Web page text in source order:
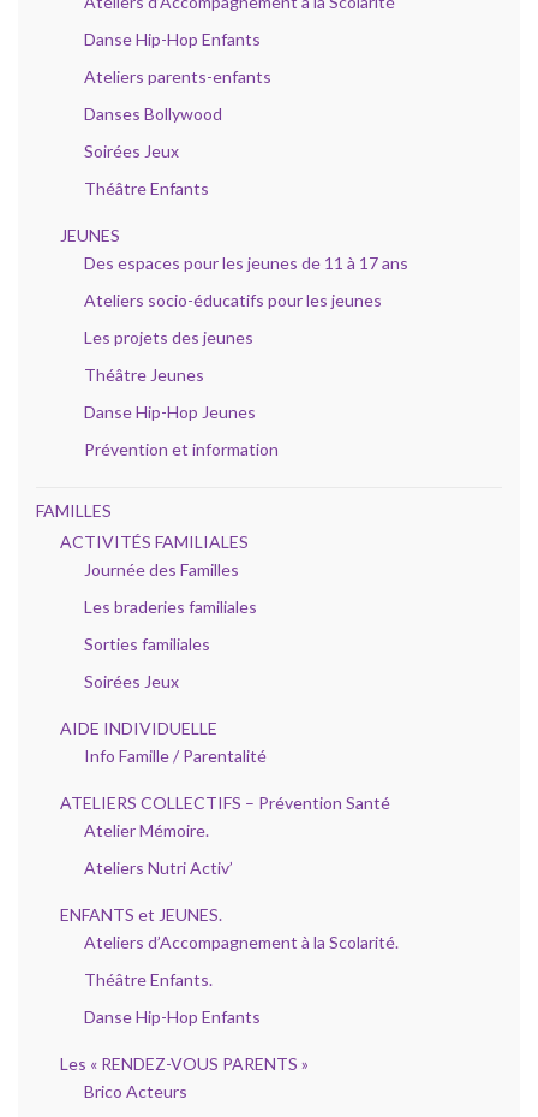
Danse Hip-Hop Enfants
Ateliers parents-enfants
Danses Bollywood
Soirées Jeux
Théâtre Enfants
JEUNES
Des espaces pour les jeunes de 11 à 17 ans
Ateliers socio-éducatifs pour les jeunes
Les projets des jeunes
Théâtre Jeunes
Danse Hip-Hop Jeunes
Prévention et information
FAMILLES
ACTIVITÉS FAMILIALES
Journée des Familles
Les braderies familiales
Sorties familiales
Soirées Jeux
AIDE INDIVIDUELLE
Info Famille / Parentalité
ATELIERS COLLECTIFS – Prévention Santé
Atelier Mémoire.
Ateliers Nutri Activ’
ENFANTS et JEUNES.
Ateliers d’Accompagnement à la Scolarité.
Théâtre Enfants.
Danse Hip-Hop Enfants
Les « RENDEZ-VOUS PARENTS »
Brico Acteurs